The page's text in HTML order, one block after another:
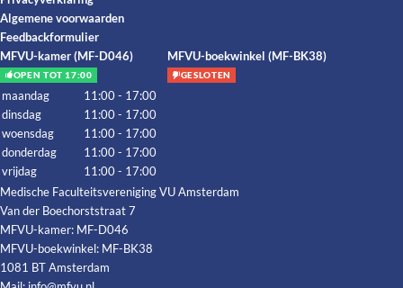
Algemene voorwaarden
Feedbackformulier
MFVU-kamer (MF-D046)
OPEN TOT 17:00
maandag
11:00 - 17:00
dinsdag
11:00 - 17:00
woensdag
11:00 - 17:00
donderdag
11:00 - 17:00
vrijdag
11:00 - 17:00
MFVU-boekwinkel (MF-BK38)
GESLOTEN
Medische Faculteitsvereniging VU Amsterdam
Van der Boechorststraat 7
MFVU-kamer: MF-D046
MFVU-boekwinkel: MF-BK38
1081 BT Amsterdam